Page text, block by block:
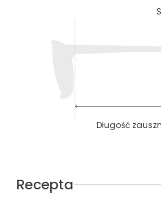
Długość
Recepta